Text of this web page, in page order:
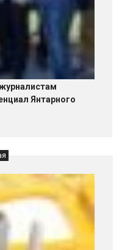
Янтарного